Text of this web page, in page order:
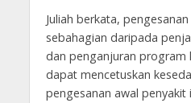
Juliah berkata,
sebahagian daripada
dan penganjuran program
dapat mencetuskan
pengesanan awal penyakit